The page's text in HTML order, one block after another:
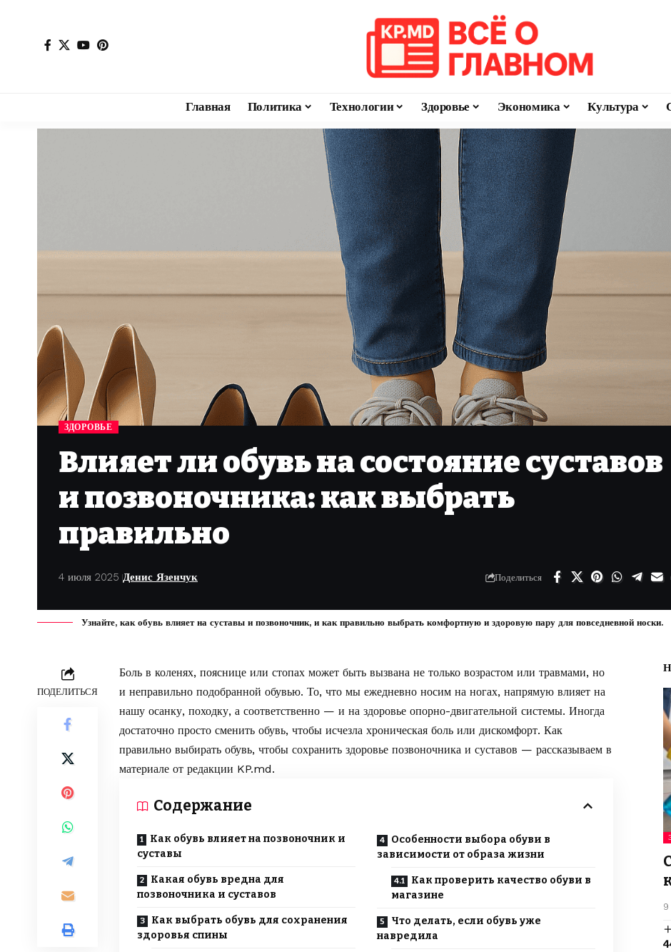
Главная Политика Технологии Здоровье Экономика Культура
ЗДОРОВЬЕ
Влияет ли обувь на состояние суставов
и позвоночника: как выбрать
правильно
4 июля 2025 Денис Язенчук Поделиться
Узнайте, как обувь влияет на суставы и позвоночник, и как правильно выбрать комфортную и здоровую пару для повседневной носки.
ПОДЕЛИТЬСЯ
Боль в коленях, пояснице или стопах может быть вызвана не только возрастом или травмами, но
и неправильно подобранной обувью. То, что мы ежедневно носим на ногах, напрямую влияет на
нашу осанку, походку, а соответственно — и на здоровье опорно-двигательной системы. Иногда
достаточно просто сменить обувь, чтобы исчезла хроническая боль или дискомфорт. Как
правильно выбирать обувь, чтобы сохранить здоровье позвоночника и суставов — рассказываем в
материале от редакции KP.md.
Содержание
Как обувь влияет на позвоночник и
суставы
Какая обувь вредна для
позвоночника и суставов
Как выбрать обувь для сохранения
здоровья спины
Особенности выбора обуви в
зависимости от образа жизни
Как проверить качество обуви в
магазине
Что делать, если обувь уже
навредила
9